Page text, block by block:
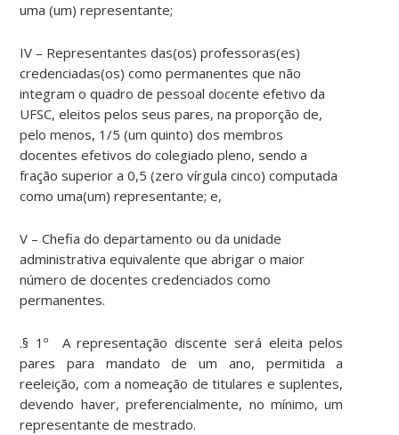
uma (um) representante;
IV – Representantes das(os) professoras(es)
credenciadas(os) como permanentes que não
integram o quadro de pessoal docente efetivo da
UFSC, eleitos pelos seus pares, na proporção de,
pelo menos, 1/5 (um quinto) dos membros
docentes efetivos do colegiado pleno, sendo a
fração superior a 0,5 (zero vírgula cinco) computada
como uma(um) representante; e,
V – Chefia do departamento ou da unidade
administrativa equivalente que abrigar o maior
número de docentes credenciados como
permanentes.
.§ 1º A representação discente será eleita pelos
pares para mandato de um ano, permitida a
reeleição, com a nomeação de titulares e suplentes,
devendo haver, preferencialmente, no mínimo, um
representante de mestrado.